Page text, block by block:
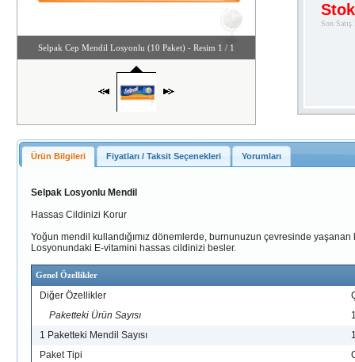
Selpak Cep Mendil Losyonlu (10 Paket) - Resim 1 / 1
Son
Ürün Bilgileri Fiyatları / Taksit Seçenekleri Yorumları
Selpak Losyonlu Mendil
Hassas Cildinizi Korur
Yoğun mendil kullandığımız dönemlerde, burnunuzun çevresinde yaşanan
Losyonundaki E-vitamini hassas cildinizi besler.
Genel Özellikler
Diğer Özellikler
Paketteki Ürün Sayısı
1 Paketteki Mendil Sayısı
Paket Tipi